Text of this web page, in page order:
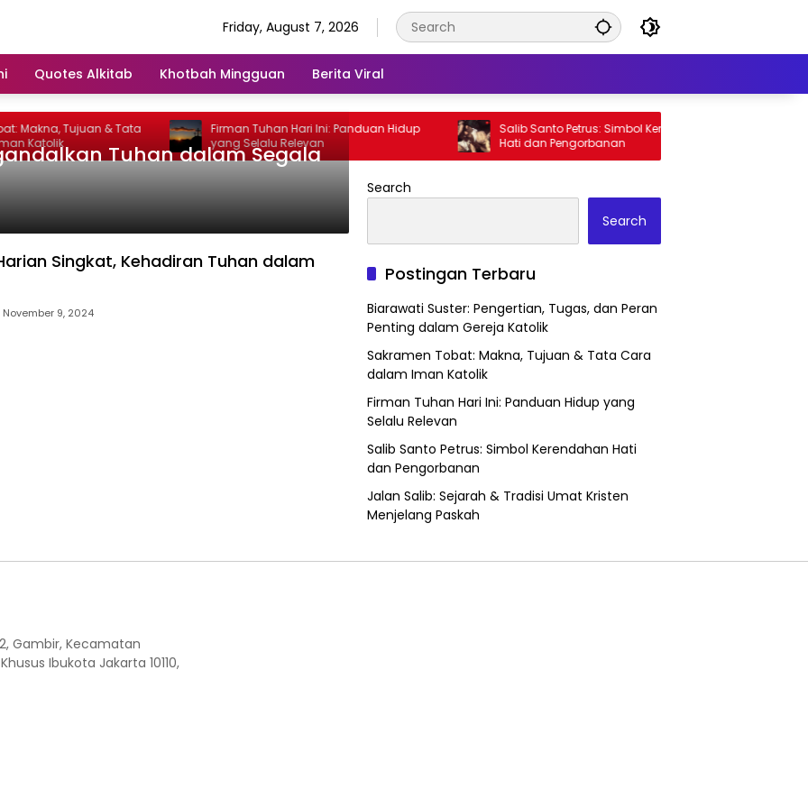
Friday, August 7, 2026
Quotes Alkitab Khotbah Mingguan Berita Viral
Tujuan & Tata
Katolik
Firman Tuhan Hari Ini: Panduan Hidup
yang Selalu Relevan
Salib Santo Petrus: Simbol Kerendahan
Hati dan Pengorbanan
Tuhan dalam Segala
Singkat, Kehadiran Tuhan dalam
November 9, 2024
Search
Search
Postingan Terbaru
Biarawati Suster: Pengertian, Tugas, dan Peran
Penting dalam Gereja Katolik
Sakramen Tobat: Makna, Tujuan & Tata Cara
dalam Iman Katolik
Firman Tuhan Hari Ini: Panduan Hidup yang
Selalu Relevan
Salib Santo Petrus: Simbol Kerendahan Hati
dan Pengorbanan
Jalan Salib: Sejarah & Tradisi Umat Kristen
Menjelang Paskah
Gambir, Kecamatan
Ibukota Jakarta 10110,